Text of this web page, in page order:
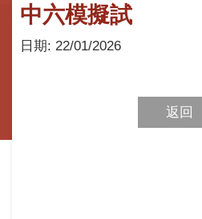
中六模擬試
日期: 22/01/2026
返回